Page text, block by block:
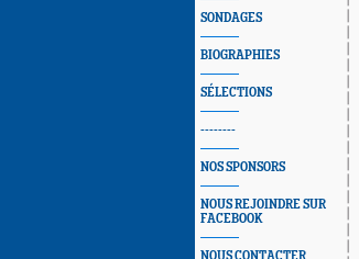
SONDAGES
BIOGRAPHIES
SÉLECTIONS
--------
NOS SPONSORS
NOUS REJOINDRE SUR
FACEBOOK